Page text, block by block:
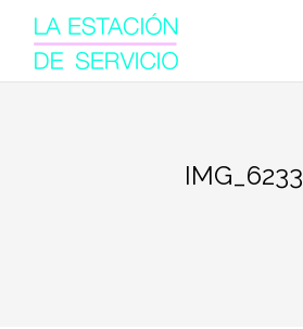
contenido
IMG_6233